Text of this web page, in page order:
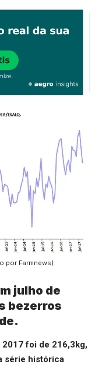
por Farmnews)
julho de
bezerros
2017 foi de 216,3kg,
série histórica